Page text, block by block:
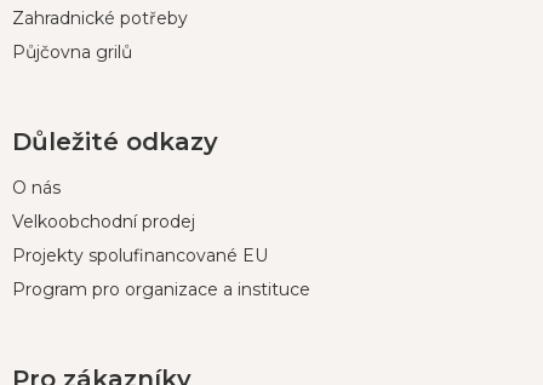
Zahradnické potřeby
Půjčovna grilů
Důležité odkazy
O nás
Velkoobchodní prodej
Projekty spolufinancované EU
Program pro organizace a instituce
Pro zákazníky